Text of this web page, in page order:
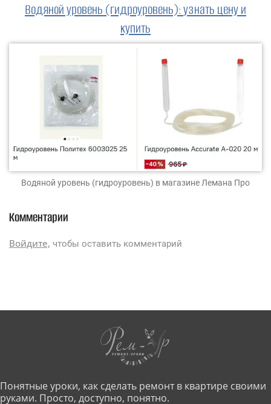
Водяной уровень (гидроуровень):узнать цену и
купить
Водяной уровень (гидроуровень) в магазине Лемана Про
Комментарии
Войдите, чтобы оставить комментарий
Понятные уроки, как сделать ремонт в квартире своими
руками. Просто, доступно, понятно.